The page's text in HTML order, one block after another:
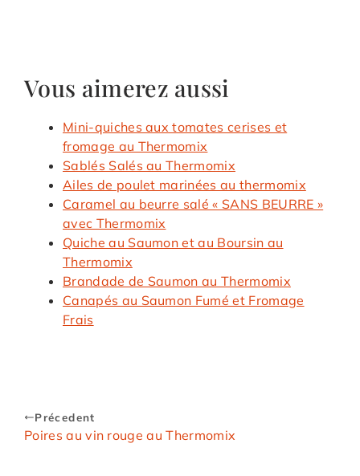
Vous aimerez aussi
Mini-quiches aux tomates cerises et
fromage au Thermomix
Sablés Salés au Thermomix
Ailes de poulet marinées au thermomix
Caramel au beurre salé « SANS BEURRE »
avec Thermomix
Quiche au Saumon et au Boursin au
Thermomix
Brandade de Saumon au Thermomix
Canapés au Saumon Fumé et Fromage
Frais
Précedent
Poires au vin rouge au Thermomix